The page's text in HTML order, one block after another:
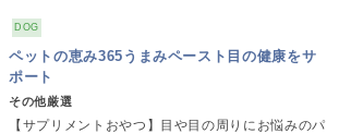
DOG
ペットの恵み365うまみペースト目の健康をサ
ポート
その他厳選
【サプリメントおやつ】目や目の周りにお悩みのパ